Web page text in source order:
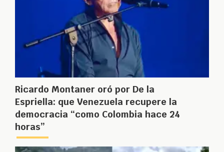
Ricardo Montaner oró por De la
Espriella: que Venezuela recupere la
democracia “como Colombia hace 24
horas”